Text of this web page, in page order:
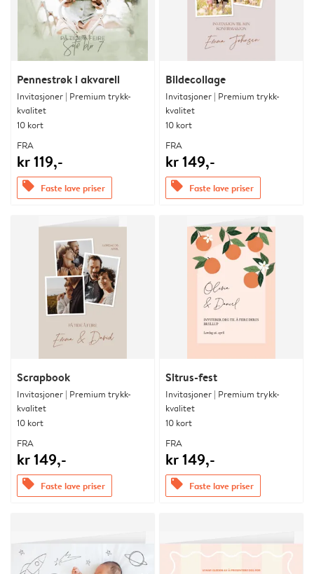
Pennestrøk i akvarell
Invitasjoner | Premium trykk-
kvalitet
10 kort
FRA
kr 119,-
offers Faste lave priser
Bildecollage
Invitasjoner | Premium trykk-
kvalitet
10 kort
FRA
kr 149,-
offers Faste lave priser
Scrapbook
Invitasjoner | Premium trykk-
kvalitet
10 kort
FRA
kr 149,-
offers Faste lave priser
Sitrus-fest
Invitasjoner | Premium trykk-
kvalitet
10 kort
FRA
kr 149,-
offers Faste lave priser